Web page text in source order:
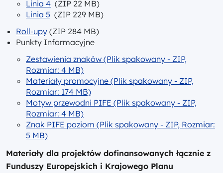
Linia 4 (ZIP 22 MB)
Linia 5 (ZIP 229 MB)
Roll-upy (ZIP 284 MB)
Punkty Informacyjne
Zestawienia znaków (Plik spakowany - ZIP,
Rozmiar: 4 MB)
Materiały promocyjne (Plik spakowany - ZIP,
Rozmiar: 174 MB)
Motyw przewodni PIFE (Plik spakowany - ZIP,
Rozmiar: 4 MB)
Znak PIFE poziom (Plik spakowany - ZIP, Rozmiar:
5 MB)
Materiały dla projektów dofinansowanych łącznie z
Funduszy Europejskich i Krajowego Planu